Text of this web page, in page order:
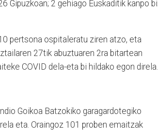
Gipuzkoan; 2 gehiago Euskaditik kanpo
pertsona ospitaleratu ziren atzo, eta
27tik abuztuaren 2ra bitartean
COVID dela-eta bi hildako egon direla.
Goikoa Batzokiko garagardotegiko
eta. Oraingoz 101 proben emaitzak